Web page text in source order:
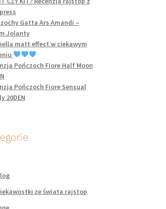
Gatta Ars Amandi –
Jolanty
matt effect w ciekawym
Pończoch Fiore Half Moon
Pończoch Fiore Sensual
20DEN
ze świata rajstop